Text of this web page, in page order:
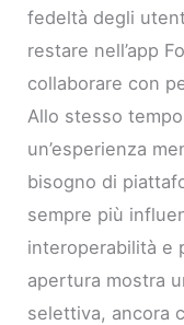
fedeltà degli
restare nell’app
collaborare con
Allo stesso
un’esperienza
bisogno di
sempre più
interoperabilità e
apertura mostra
selettiva, ancora